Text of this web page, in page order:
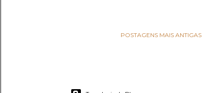
POSTAGENS MAIS ANTIGAS